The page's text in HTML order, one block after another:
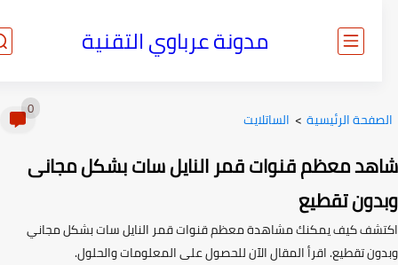
مدونة عرباوي التقنية
الرئيسية> الساتلايت
معظم قنوات قمر النايل سات بشكل مجانى
تقطيع
كيف يمكنك مشاهدة معظم قنوات قمر النايل سات بشكل مجاني
تقطيع. اقرأ المقال الآن للحصول على المعلومات والحلول.